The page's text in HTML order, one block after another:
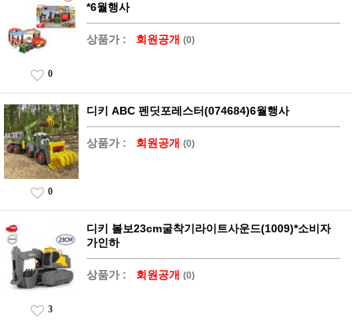
*6월행사
상품가 : 회원공개 (0)
0
디키 ABC 펜딧포레스터(074684)6월행사
상품가 : 회원공개 (0)
0
디키 볼보23cm굴착기라이트사운드(1009)*소비자
가인하
상품가 : 회원공개 (0)
3